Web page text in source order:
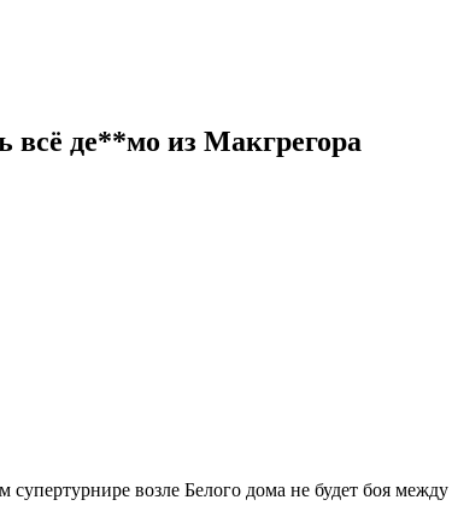
де**мо из Макгрегора
возле Белого дома не будет боя между